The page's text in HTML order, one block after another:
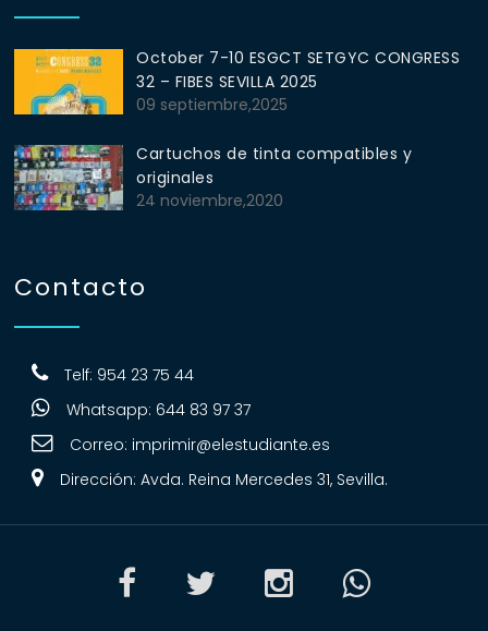
October 7-10 ESGCT SETGYC CONGRESS
32 – FIBES SEVILLA 2025
09 septiembre,2025
Cartuchos de tinta compatibles y
originales
24 noviembre,2020
Contacto
Telf: 954 23 75 44
Whatsapp: 644 83 97 37
Correo: imprimir@elestudiante.es
Dirección: Avda. Reina Mercedes 31, Sevilla.